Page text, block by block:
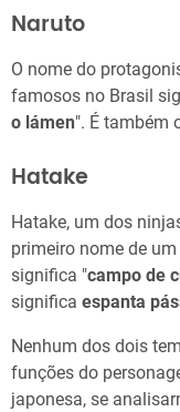
Naruto
O nome do
famosos no Brasil
o lámen". É também
Hatake
Hatake, um dos
primeiro nome de
significa "campo de
significa espanta
Nenhum dos dois
funções do
japonesa, se